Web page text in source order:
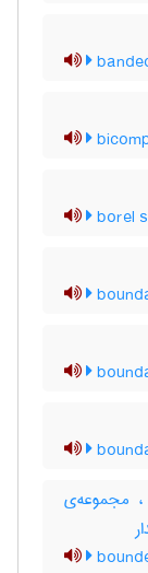
borel
، مجموعه‌ی